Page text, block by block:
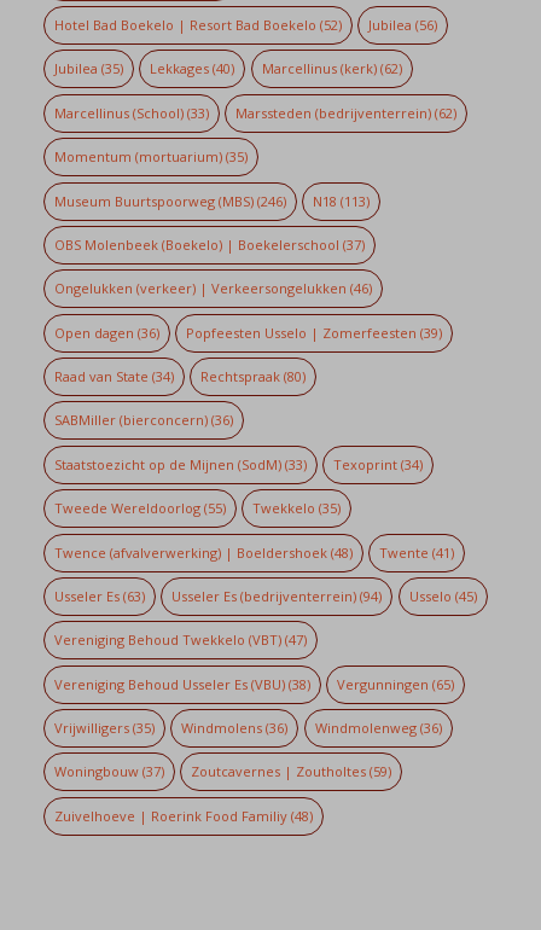
Hotel Bad Boekelo | Resort Bad Boekelo (52) Jubilea (56)
Jubilea (35) Lekkages (40) Marcellinus (kerk)(62)
Marcellinus (School)(33) Marssteden (bedrijventerrein) (62)
Momentum (mortuarium)(35)
Museum Buurtspoorweg (MBS)(246) N18 (113)
OBS Molenbeek (Boekelo) | Boekelerschool (37)
Ongelukken (verkeer) | Verkeersongelukken (46)
Open dagen (36) Popfeesten Usselo | Zomerfeesten (39)
Raad van State (34) Rechtspraak (80)
SABMiller (bierconcern)(36)
Staatstoezicht op de Mijnen (SodM)(33) Texoprint (34)
Tweede Wereldoorlog(55) Twekkelo (35)
Twence (afvalverwerking) | Boeldershoek(48) Twente (41)
Usseler Es(63) Usseler Es (bedrijventerrein) (94) Usselo (45)
Vereniging Behoud Twekkelo (VBT)(47)
Vereniging Behoud Usseler Es (VBU)(38) Vergunningen (65)
Vrijwilligers(35) Windmolens (36) Windmolenweg(36)
Woningbouw(37) Zoutcavernes | Zoutholtes (59)
Zuivelhoeve | Roerink Food Familiy(48)